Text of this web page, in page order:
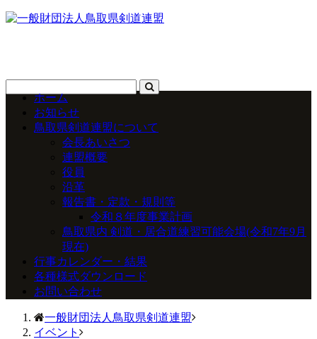
ホーム
お知らせ
鳥取県剣道連盟について
会長あいさつ
連盟概要
役員
沿革
報告書・定款・規則等
令和８年度事業計画
鳥取県内 剣道・居合道練習可能会場(令和7年9月
現在)
行事カレンダー・結果
各種様式ダウンロード
お問い合わせ
一般財団法人鳥取県剣道連盟
イベント